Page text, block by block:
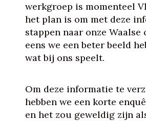
werkgroep is momenteel
het plan is om met deze
stappen naar onze Waalse
eens we een beter beeld
wat bij ons speelt.
Om deze informatie te
hebben we een korte
en het zou geweldig zijn